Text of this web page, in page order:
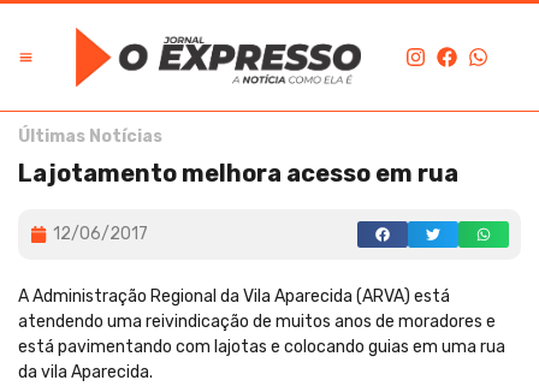
Últimas Notícias
Lajotamento melhora acesso em rua
12/06/2017
A Administração Regional da Vila Aparecida (ARVA) está
atendendo uma reivindicação de muitos anos de moradores e
está pavimentando com lajotas e colocando guias em uma rua
da vila Aparecida.